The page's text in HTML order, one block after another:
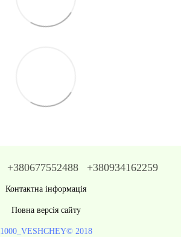
+380677552488 +380934162259
Контактна інформація
Повна версія сайту
1000_VESHCHEY© 2018